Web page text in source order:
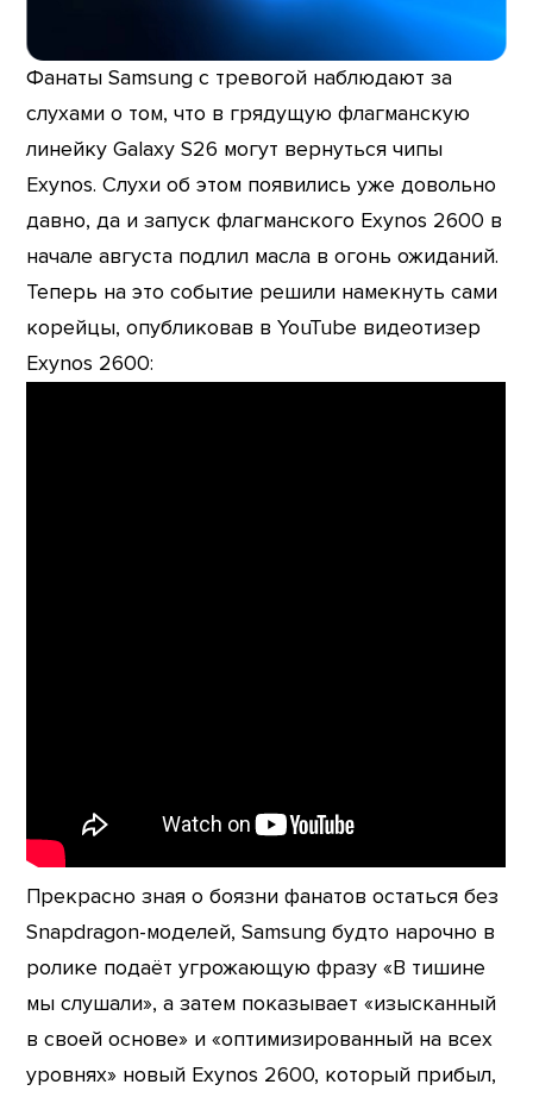
Фанаты Samsung с тревогой наблюдают за
слухами о том, что в грядущую флагманскую
линейку Galaxy S26 могут вернуться чипы
Exynos. Слухи об этом появились уже довольно
давно, да и запуск флагманского Exynos 2600 в
начале августа подлил масла в огонь ожиданий.
Теперь на это событие решили намекнуть сами
корейцы, опубликовав в YouTube видеотизер
Exynos 2600:
Прекрасно зная о боязни фанатов остаться без
Snapdragon-моделей, Samsung будто нарочно в
ролике подаёт угрожающую фразу «В тишине
мы слушали», а затем показывает «изысканный
в своей основе» и «оптимизированный на всех
уровнях» новый Exynos 2600, который прибыл,